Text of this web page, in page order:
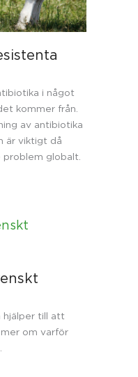
i något
kommer från.
av antibiotika
är viktigt då
globalt.
hjälper till att
om varför